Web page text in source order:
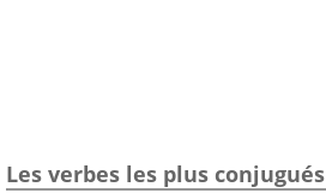
Les verbes les plus conjugués